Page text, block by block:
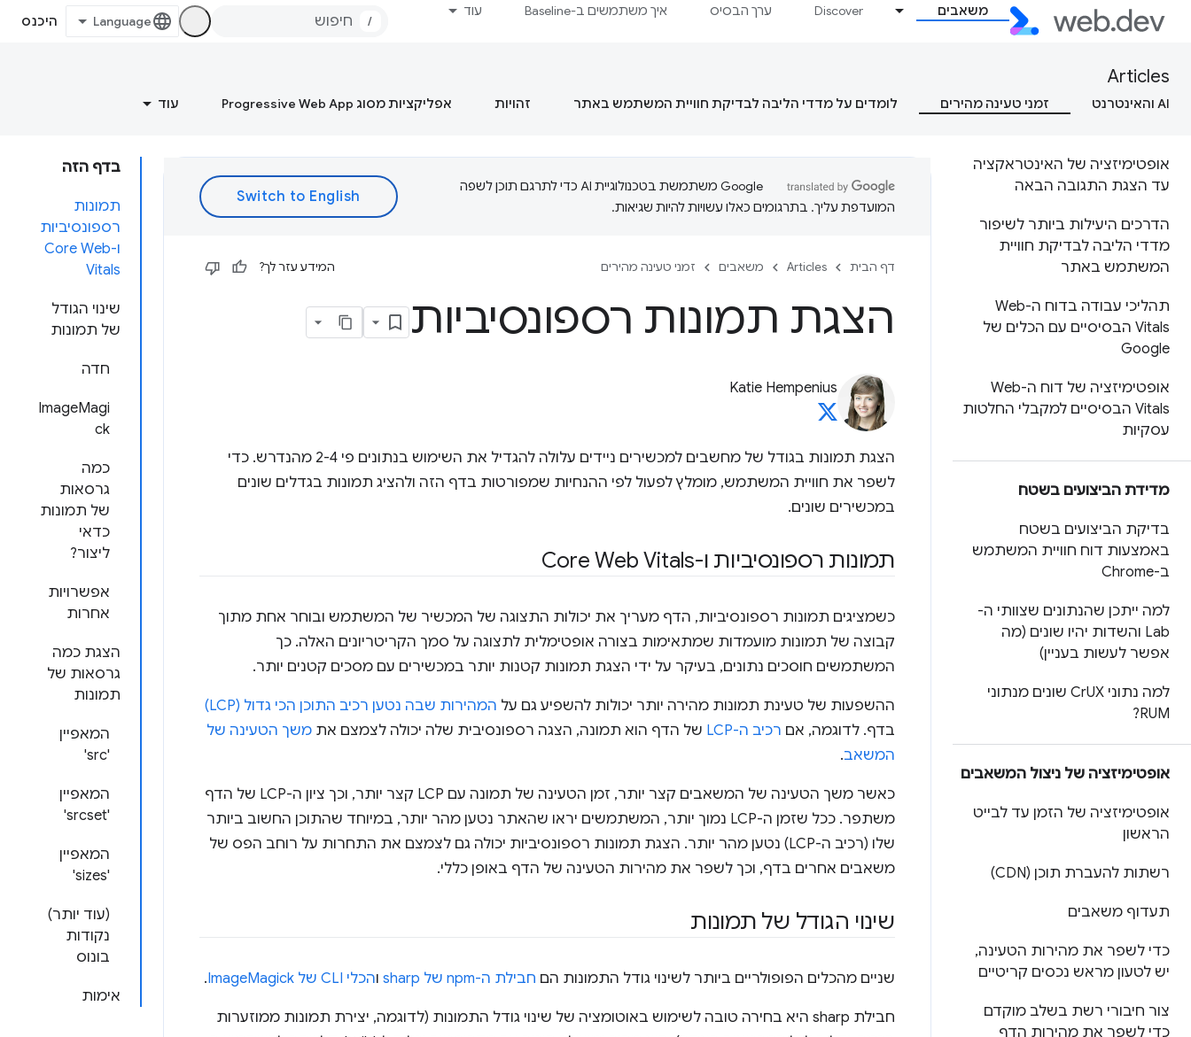
משאבים Discover ערך הבסיס איך משתמשים ב-Baseline עוד
/ היכנס
Articles
AI והאינטרנט זמני טעינה מהירים לומדים על מדדי הליבה לבדיקת חוויית המשתמש באתר זהויות אפליקציות מסוג Progressive Web App עוד
באתר (INP)
Contentful Paint (LCP)
אופטימיזציה של Cumulative
אופטימיזציה של האינטראקציה
עד הצגת התגובה הבאה
הדרכים היעילות ביותר לשיפור
מדדי הליבה לבדיקת חוויית
המשתמש באתר
תהליכי עבודה בדוח ה-Web
Vitals הבסיסיים עם הכלים של
Google
אופטימיזציה של דוח ה-Web
Vitals הבסיסיים למקבלי החלטות
עסקיות
מדידת הביצועים בשטח
בדיקת הביצועים בשטח
באמצעות דוח חוויית המשתמש
ב-Chrome
למה ייתכן שהנתונים שצוותי ה-
Lab והשדות יהיו שונים (מה
אפשר לעשות בעניין)
למה נתוני Cr
UX שונים מנתוני
RUM?
אופטימיזציה של ניצול המשאבים
אופטימיזציה של הזמן עד לבייט
הראשון
רשתות להעברת תוכן (CDN)
תעדוף משאבים
כדי לשפר את מהירות הטעינה,
יש לטעון מראש נכסים קריטיים
צור חיבורי רשת בשלב מוקדם
כדי לשפר את מהירות הדף
בדף הזה
תמונות
רספונסיביות
ו-Core Web
Vitals
שינוי הגודל
של תמונות
חדה
ImageMagi
ck
כמה
גרסאות
של תמונות
כדאי
ליצור?
אפשרויות
אחרות
הצגת כמה
גרסאות של
תמונות
המאפיין
'src'
המאפיין
'srcset'
המאפיין
'sizes'
(עוד יותר)
נקודות
בונוס
אימות
‫Google משתמשת בטכנולוגיית AI כדי לתרגם תוכן לשפה
המועדפת עליך. בתרגומים כאלו עשויות להיות שגיאות.
דף הבית Articles משאבים זמני טעינה מהירים המידע עזר לך?
הצגת תמונות רספונסיביות
Katie Hempenius
הצגת תמונות בגודל של מחשבים למכשירים ניידים עלולה להגדיל את השימוש בנתונים פי 2-4 מהנדרש. כדי
לשפר את חוויית המשתמש, מומלץ לפעול לפי ההנחיות שמפורטות בדף הזה ולהציג תמונות בגדלים שונים
במכשירים שונים.
תמונות רספונסיביות ו-Core Web Vitals
כשמציגים תמונות רספונסיביות, הדף מעריך את יכולות התצוגה של המכשיר של המשתמש ובוחר אחת מתוך
קבוצה של תמונות מועמדות שמתאימות בצורה אופטימלית לתצוגה על סמך הקריטריונים האלה. כך
המשתמשים חוסכים נתונים, בעיקר על ידי הצגת תמונות קטנות יותר במכשירים עם מסכים קטנים יותר.
ההשפעות של טעינת תמונות מהירה יותר יכולות להשפיע גם על המהירות שבה נטען רכיב התוכן הכי גדול (LCP)
בדף. לדוגמה, אם רכיב ה-LCP של הדף הוא תמונה, הצגה רספונסיבית שלה יכולה לצמצם את משך הטעינה של
המשאב.
כאשר משך הטעינה של המשאבים קצר יותר, זמן הטעינה של תמונה עם LCP קצר יותר, וכך ציון ה-LCP של הדף
משתפר. ככל שזמן ה-LCP נמוך יותר, המשתמשים יראו שהאתר נטען מהר יותר, במיוחד שהתוכן החשוב ביותר
שלו (רכיב ה-LCP) נטען מהר יותר. הצגת תמונות רספונסיביות יכולה גם לצמצם את התחרות על רוחב הפס של
משאבים אחרים בדף, וכך לשפר את מהירות הטעינה של הדף באופן כללי.
שינוי הגודל של תמונות
שניים מהכלים הפופולריים ביותר לשינוי גודל התמונות הם חבילת ה-npm של sharp והכלי CLI של ImageMagick .
חבילת sharp היא בחירה טובה לשימוש באוטומציה של שינוי גודל התמונות (לדוגמה, יצירת תמונות ממוזערות